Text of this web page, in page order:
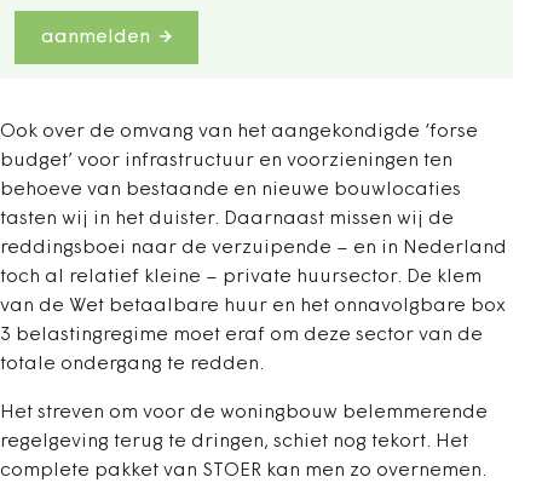
aanmelden
Ook over de omvang van het aangekondigde ‘forse
budget’ voor infrastructuur en voorzieningen ten
behoeve van bestaande en nieuwe bouwlocaties
tasten wij in het duister. Daarnaast missen wij de
reddingsboei naar de verzuipende – en in Nederland
toch al relatief kleine – private huursector. De klem
van de Wet betaalbare huur en het onnavolgbare box
3 belastingregime moet eraf om deze sector van de
totale ondergang te redden.
Het streven om voor de woningbouw belemmerende
regelgeving terug te dringen, schiet nog tekort. Het
complete pakket van STOER kan men zo overnemen.